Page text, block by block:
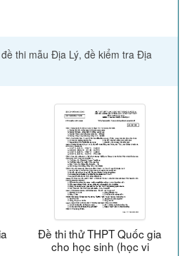
thi mẫu Địa Lý, đề kiểm tra Địa
Đề thi thử THPT Quốc gia
cho học sinh (học vi